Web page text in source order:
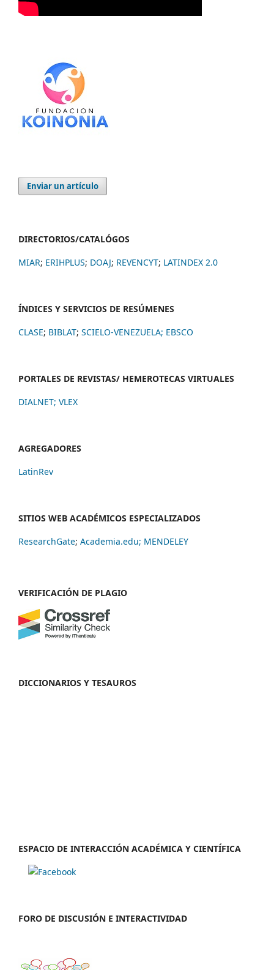
Enviar un artículo
DIRECTORIOS/CATALÓGOS
MIAR; ERIHPLUS; DOAJ; REVENCYT; LATINDEX 2.0
ÍNDICES Y SERVICIOS DE RESÚMENES
CLASE; BIBLAT; SCIELO-VENEZUELA; EBSCO
PORTALES DE REVISTAS/ HEMEROTECAS VIRTUALES
DIALNET; VLEX
AGREGADORES
LatinRev
SITIOS WEB ACADÉMICOS ESPECIALIZADOS
ResearchGate; Academia.edu; MENDELEY
VERIFICACIÓN DE PLAGIO
DICCIONARIOS Y TESAUROS
ESPACIO DE INTERACCIÓN ACADÉMICA Y CIENTÍFICA
FORO DE DISCUSIÓN E INTERACTIVIDAD